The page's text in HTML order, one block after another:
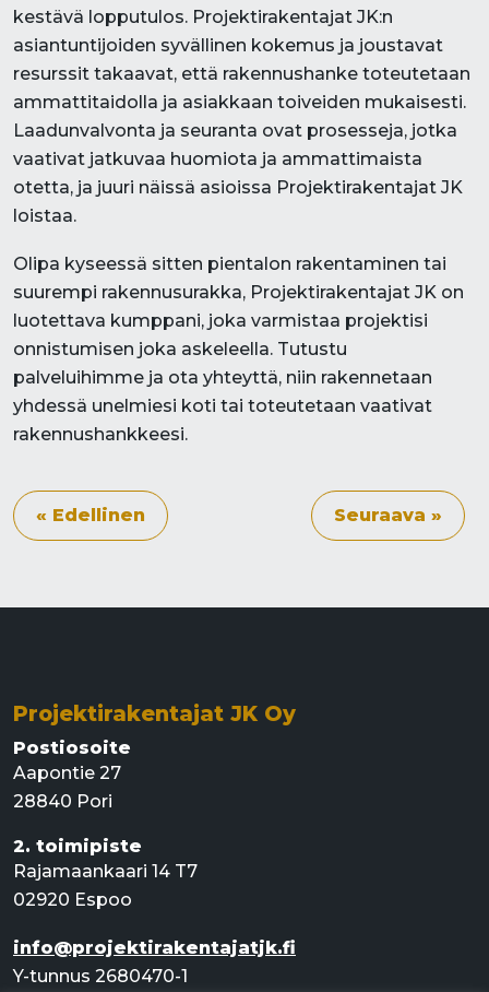
kestävä lopputulos. Projektirakentajat JK:n
asiantuntijoiden syvällinen kokemus ja joustavat
resurssit takaavat, että rakennushanke toteutetaan
ammattitaidolla ja asiakkaan toiveiden mukaisesti.
Laadunvalvonta ja seuranta ovat prosesseja, jotka
vaativat jatkuvaa huomiota ja ammattimaista
otetta, ja juuri näissä asioissa Projektirakentajat JK
loistaa.
Olipa kyseessä sitten pientalon rakentaminen tai
suurempi rakennusurakka, Projektirakentajat JK on
luotettava kumppani, joka varmistaa projektisi
onnistumisen joka askeleella. Tutustu
palveluihimme ja ota yhteyttä, niin rakennetaan
yhdessä unelmiesi koti tai toteutetaan vaativat
rakennushankkeesi.
« Edellinen Seuraava »
Projektirakentajat JK Oy
Postiosoite
Aapontie 27
28840 Pori
2. toimipiste
Rajamaankaari 14 T7
02920 Espoo
info@projektirakentajatjk.fi
Y-tunnus 2680470-1